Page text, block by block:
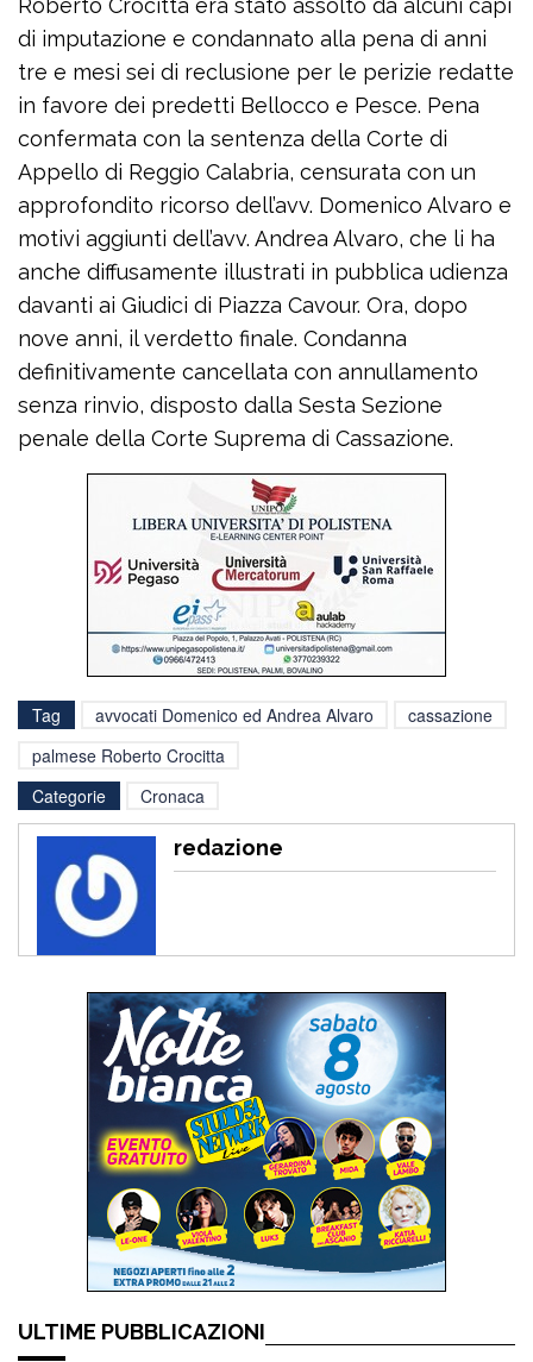
Roberto Crocitta era stato assolto da alcuni capi
di imputazione e condannato alla pena di anni
tre e mesi sei di reclusione per le perizie redatte
in favore dei predetti Bellocco e Pesce. Pena
confermata con la sentenza della Corte di
Appello di Reggio Calabria, censurata con un
approfondito ricorso dell’avv. Domenico Alvaro e
motivi aggiunti dell’avv. Andrea Alvaro, che li ha
anche diffusamente illustrati in pubblica udienza
davanti ai Giudici di Piazza Cavour. Ora, dopo
nove anni, il verdetto finale. Condanna
definitivamente cancellata con annullamento
senza rinvio, disposto dalla Sesta Sezione
penale della Corte Suprema di Cassazione.
Tag avvocati Domenico ed Andrea Alvaro
cassazione
palmese Roberto Crocitta
Categorie
Cronaca
redazione
ULTIME PUBBLICAZIONI